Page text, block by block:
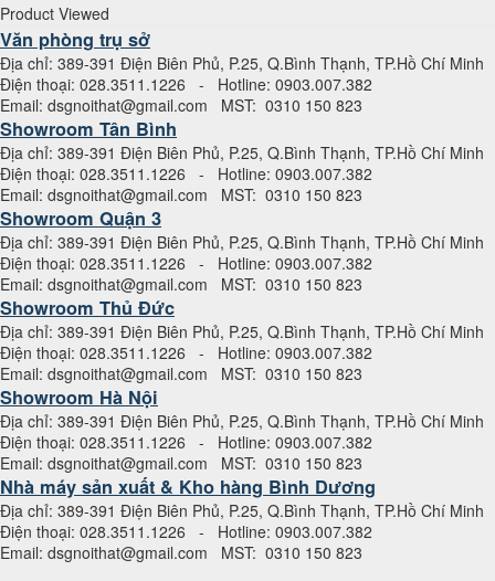
Product Viewed
Văn phòng trụ sở
Địa chỉ: 389-391 Điện Biên Phủ, P.25, Q.Bình Thạnh, TP.Hồ Chí Minh
Điện thoại: 028.3511.1226 - Hotline: 0903.007.382
Email: dsgnoithat@gmail.com MST: 0310 150 823
Showroom Tân Bình
Địa chỉ: 389-391 Điện Biên Phủ, P.25, Q.Bình Thạnh, TP.Hồ Chí Minh
Điện thoại: 028.3511.1226 - Hotline: 0903.007.382
Email: dsgnoithat@gmail.com MST: 0310 150 823
Showroom Quận 3
Địa chỉ: 389-391 Điện Biên Phủ, P.25, Q.Bình Thạnh, TP.Hồ Chí Minh
Điện thoại: 028.3511.1226 - Hotline: 0903.007.382
Email: dsgnoithat@gmail.com MST: 0310 150 823
Showroom Thủ Đức
Địa chỉ: 389-391 Điện Biên Phủ, P.25, Q.Bình Thạnh, TP.Hồ Chí Minh
Điện thoại: 028.3511.1226 - Hotline: 0903.007.382
Email: dsgnoithat@gmail.com MST: 0310 150 823
Showroom Hà Nội
Địa chỉ: 389-391 Điện Biên Phủ, P.25, Q.Bình Thạnh, TP.Hồ Chí Minh
Điện thoại: 028.3511.1226 - Hotline: 0903.007.382
Email: dsgnoithat@gmail.com MST: 0310 150 823
Nhà máy sản xuất & Kho hàng Bình Dương
Địa chỉ: 389-391 Điện Biên Phủ, P.25, Q.Bình Thạnh, TP.Hồ Chí Minh
Điện thoại: 028.3511.1226 - Hotline: 0903.007.382
Email: dsgnoithat@gmail.com MST: 0310 150 823